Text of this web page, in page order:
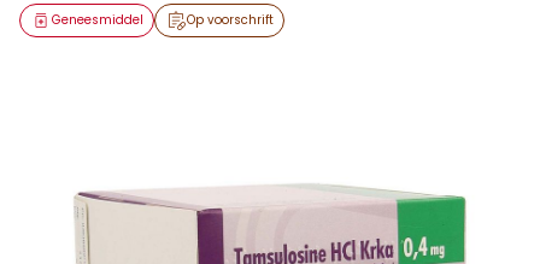
Op voorschrift
Geneesmiddel